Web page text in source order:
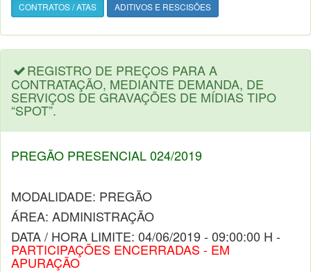
CONTRATOS / ATAS
ADITIVOS E RESCISÕES
REGISTRO DE PREÇOS PARA A
CONTRATAÇÃO, MEDIANTE DEMANDA, DE
SERVIÇOS DE GRAVAÇÕES DE MÍDIAS TIPO
“SPOT”.
PREGÃO PRESENCIAL 024/2019
MODALIDADE: PREGÃO
ÁREA: ADMINISTRAÇÃO
DATA / HORA LIMITE: 04/06/2019 - 09:00:00 H -
PARTICIPAÇÕES ENCERRADAS - EM
APURAÇÃO